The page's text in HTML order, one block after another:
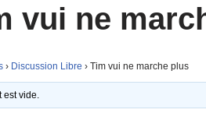
vui ne
› Discussion Libre › Tim vui ne marche plus
est vide.